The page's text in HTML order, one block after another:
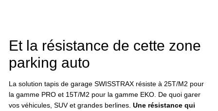
Et la résistance de cette zone
parking auto
La solution tapis de garage SWISSTRAX résiste à 25T/M2 pour
la gamme PRO et 15T/M2 pour la gamme EKO. De quoi garer
vos véhicules, SUV et grandes berlines. Une résistance qui